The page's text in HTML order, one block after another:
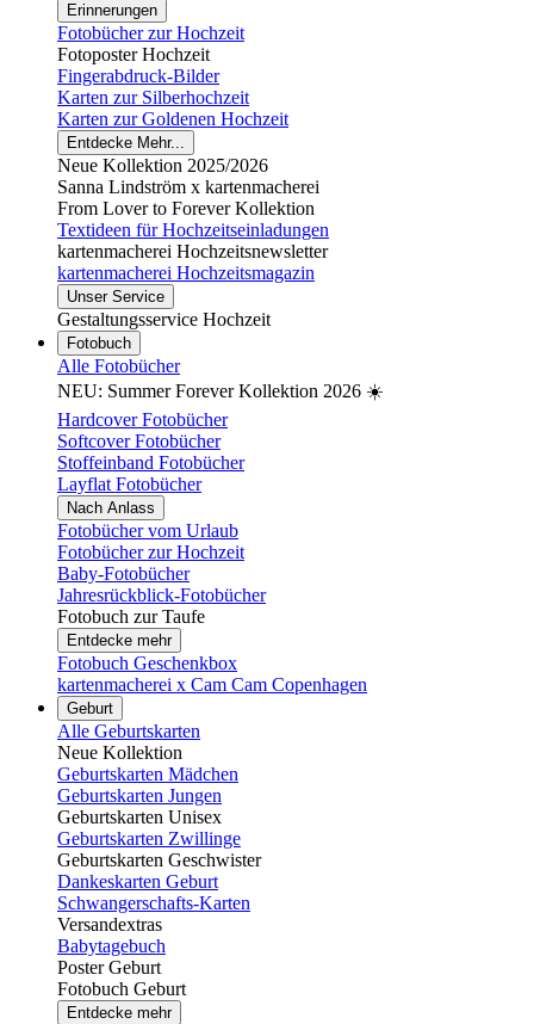
Erinnerungen
Fotobücher zur Hochzeit
Fotoposter Hochzeit
Fingerabdruck-Bilder
Karten zur Silberhochzeit
Karten zur Goldenen Hochzeit
Entdecke Mehr...
Neue Kollektion 2025/2026
Sanna Lindström x kartenmacherei
From Lover to Forever Kollektion
Textideen für Hochzeitseinladungen
kartenmacherei Hochzeitsnewsletter
kartenmacherei Hochzeitsmagazin
Unser Service
Gestaltungsservice Hochzeit
Fotobuch
Alle Fotobücher
NEU: Summer Forever Kollektion 2026 ☀️
Hardcover Fotobücher
Softcover Fotobücher
Stoffeinband Fotobücher
Layflat Fotobücher
Nach Anlass
Fotobücher vom Urlaub
Fotobücher zur Hochzeit
Baby-Fotobücher
Jahresrückblick-Fotobücher
Fotobuch zur Taufe
Entdecke mehr
Fotobuch Geschenkbox
kartenmacherei x Cam Cam Copenhagen
Geburt
Alle Geburtskarten
Neue Kollektion
Geburtskarten Mädchen
Geburtskarten Jungen
Geburtskarten Unisex
Geburtskarten Zwillinge
Geburtskarten Geschwister
Dankeskarten Geburt
Schwangerschafts-Karten
Versandextras
Babytagebuch
Poster Geburt
Fotobuch Geburt
Entdecke mehr